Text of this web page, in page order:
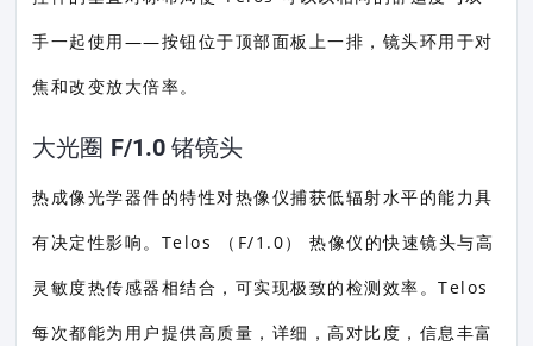
手一起使用——按钮位于顶部面板上一排，镜头环用于对
焦和改变放大倍率。
大光圈 F/1.0 锗镜头
热成像光学器件的特性对热像仪捕获低辐射水平的能力具
有决定性影响。Telos （F/1.0） 热像仪的快速镜头与高
灵敏度热传感器相结合，可实现极致的检测效率。Telos
每次都能为用户提供高质量，详细，高对比度，信息丰富